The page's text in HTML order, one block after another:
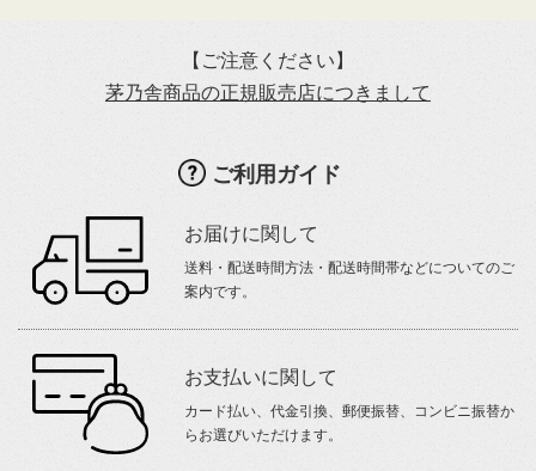
【ご注意ください】
茅乃舎商品の正規販売店につきまして
ご利用ガイド
お届けに関して
送料・配送時間方法・配送時間帯などについてのご
案内です。
お支払いに関して
カード払い、代金引換、郵便振替、コンビニ振替か
らお選びいただけます。